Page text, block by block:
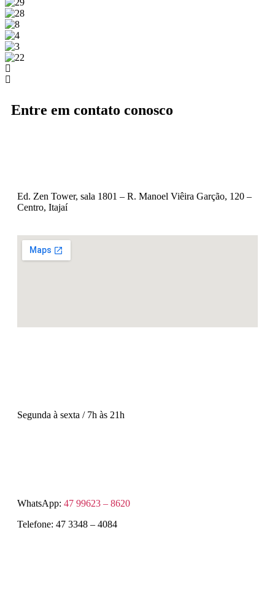
Entre em contato conosco
Ed. Zen Tower, sala 1801 – R. Manoel Viêira Garção, 120 –
Centro, Itajaí
Segunda à sexta / 7h às 21h
WhatsApp: 47 99623 – 8620
Telefone: 47 3348 – 4084